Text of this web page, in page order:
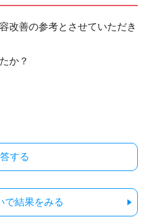
改善の参考とさせていただき
か？
で結果をみる